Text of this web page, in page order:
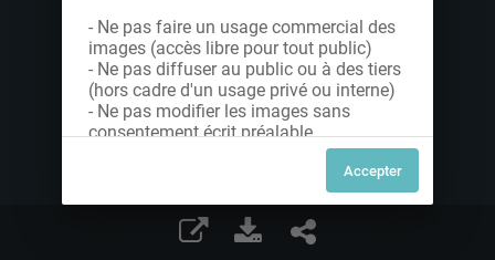
- Ne pas faire un usage commercial des
images (accès libre pour tout public)
- Ne pas diffuser au public ou à des tiers
(hors cadre d'un usage privé ou interne)
- Ne pas modifier les images sans
consentement écrit préalable
Dans le cas contraire, nous vous invitons
à nous contacter afin de solliciter le type
de Licence souhaitée parmi celles
proposées et le cas échéant, acquitter